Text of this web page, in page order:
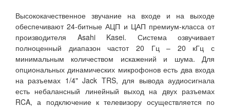
Высококачественное звучание на входе и на выходе
обеспечивают 24-битные АЦП и ЦАП премиум-класса от
производителя Asahi Kasei. Система озвучивает
полноценный диапазон частот 20 Гц – 20 кГц с
минимальным количеством искажений и шума. Для
опциональных динамических микрофонов есть два входа
на разъемах 1/4" Jack TRS, для вывода аудиосигнала
есть небалансный линейный выход на двух разъемах
RCA, а подключение к телевизору осуществляется по